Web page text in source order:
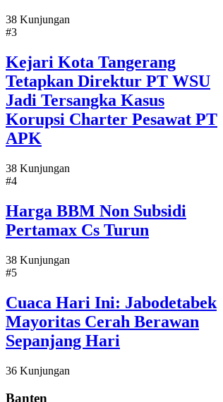
38 Kunjungan
#3
Kejari Kota Tangerang
Tetapkan Direktur PT WSU
Jadi Tersangka Kasus
Korupsi Charter Pesawat PT
APK
38 Kunjungan
#4
Harga BBM Non Subsidi
Pertamax Cs Turun
38 Kunjungan
#5
Cuaca Hari Ini: Jabodetabek
Mayoritas Cerah Berawan
Sepanjang Hari
36 Kunjungan
Banten